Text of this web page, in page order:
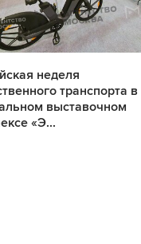
неделя
транспорта в
выставочном
«Э...